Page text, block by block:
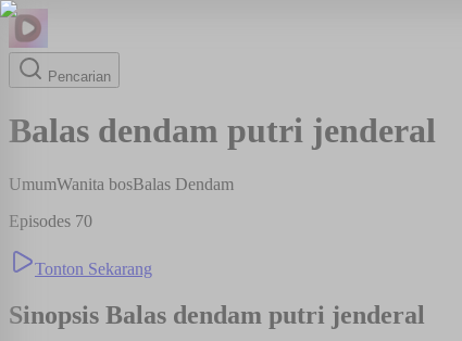
Pencarian
Balas dendam putri jenderal
UmumWanita bosBalas Dendam
Episodes 70
Tonton Sekarang
Sinopsis Balas dendam putri jenderal